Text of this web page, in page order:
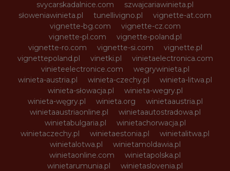
svycarskadalnice.com
szwajcariawinieta.pl
słoweniawinieta.pl
tunellivigno.pl
vignette-at.com
vignette-bg.com
vignette-cz.com
vignette-pl.com
vignette-poland.pl
vignette-ro.com
vignette-si.com
vignette.pl
vignettepoland.pl
vinetki.pl
vinietaelectronica.com
vinieteelectronice.com
wegrywinieta.pl
winieta-austria.pl
winieta-czechy.pl
winieta-litwa.pl
winieta-słowacja.pl
winieta-wegry.pl
winieta-węgry.pl
winieta.org
winietaaustria.pl
winietaaustriaonline.pl
winietaautostradowa.pl
winietabulgaria.pl
winietachorwacja.pl
winietaczechy.pl
winietaestonia.pl
winietalitwa.pl
winietalotwa.pl
winietamoldawia.pl
winietaonline.com
winietapolska.pl
winietarumunia.pl
winietaslovenia.pl